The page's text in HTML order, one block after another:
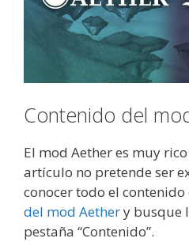
Contenido del
El mod Aether es muy
artículo no pretende ser
conocer todo el
del mod Aethery busque
pestaña “Contenido”.